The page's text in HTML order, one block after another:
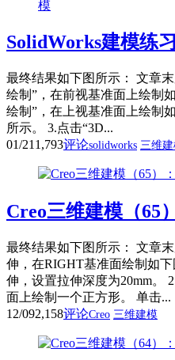
模
SolidWorks建模练
最终结果如下图所示： 文章
绘制”，在前视基准面上绘制
绘制”，在上视基准面上绘制
所示。 3.点击“3D...
01/21 1,793评论solidworks 三维
Creo三维建模（65
最终结果如下图所示： 文章
伸，在RIGHT基准面绘制如
伸，设置拉伸深度为20mm。
面上绘制一个正方形。 单击...
12/092,158评论Creo 三维建模